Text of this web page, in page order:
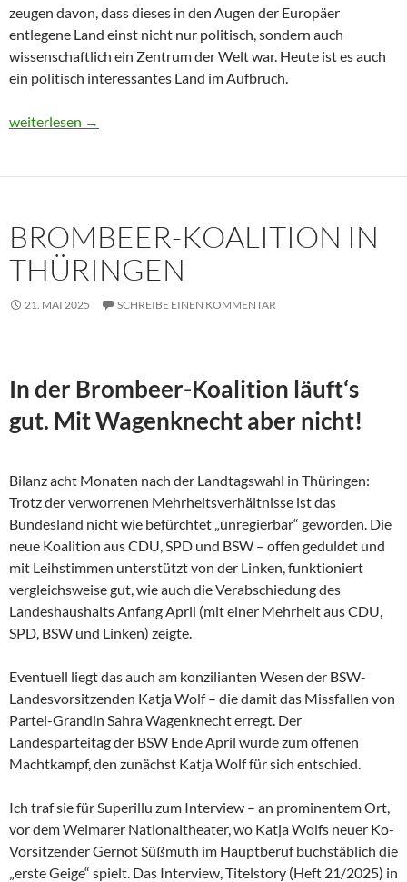
zeugen davon, dass dieses in den Augen der Europäer
entlegene Land einst nicht nur politisch, sondern auch
wissenschaftlich ein Zentrum der Welt war. Heute ist es auch
ein politisch interessantes Land im Aufbruch.
Usbekistan 2025: Unterwegs in einem Land im Aufbruch
weiterlesen →
BROMBEER-KOALITION IN
THÜRINGEN
21. MAI 2025 SCHREIBE EINEN KOMMENTAR
In der Brombeer-Koalition läuft‘s
gut. Mit Wagenknecht aber nicht!
Bilanz acht Monaten nach der Landtagswahl in Thüringen:
Trotz der verworrenen Mehrheitsverhältnisse ist das
Bundesland nicht wie befürchtet „unregierbar“ geworden. Die
neue Koalition aus CDU, SPD und BSW – offen geduldet und
mit Leihstimmen unterstützt von der Linken, funktioniert
vergleichsweise gut, wie auch die Verabschiedung des
Landeshaushalts Anfang April (mit einer Mehrheit aus CDU,
SPD, BSW und Linken) zeigte.
Eventuell liegt das auch am konzilianten Wesen der BSW-
Landesvorsitzenden Katja Wolf – die damit das Missfallen von
Partei-Grandin Sahra Wagenknecht erregt. Der
Landesparteitag der BSW Ende April wurde zum offenen
Machtkampf, den zunächst Katja Wolf für sich entschied.
Ich traf sie für Superillu zum Interview – an prominentem Ort,
vor dem Weimarer Nationaltheater, wo Katja Wolfs neuer Ko-
Vorsitzender Gernot Süßmuth im Hauptberuf buchstäblich die
„erste Geige“ spielt. Das Interview, Titelstory (Heft 21/2025) in